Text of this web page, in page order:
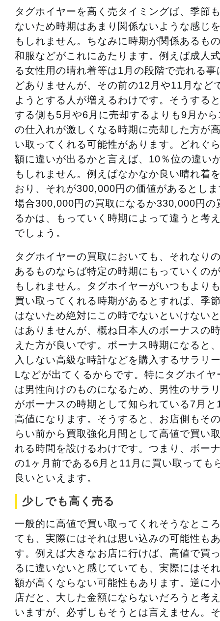
タグホイヤーを高く売タイミングば、季節
ないため時期はあまり関係ないような感じ
もしれません。ちなみに時期が関係あるも
和服などがこれにあたります。例えば成人
る女性用の晴れ着等は1月の段階で売れる事
どありませんが、その前の12月や11月など
ようとする人が増えるわけです。そうする
する側も5月や6月に売却するよりも9月か
の仕入れが激しくなる時期に売却した方が
い取ってくれる可能性があります。どれぐ
額に違いが出るかと言えば、10％位の違い
もしれません。例えばなかなか良い晴れ着
おり、それが300,000円の価値があるとし
場合300,000円の買取になるか330,000円の
るかは、もっていく時期によって違うと考
でしょう。
タグホイヤーの買取においても、それなり
あるものならば特定の時期にもっていくの
もしれません。タグホイヤーがいつもより
買い取ってくれる時期があるとすれば、季
はないため絶対にこの時でないといけない
はありませんが、概ね日本人のボーナスの
えた方が良いです。ボーナス時期になると
入しない高級な時計などを購入するサラリ
Lなどが出てくるからです。特にタグホイヤ
は男性向けのものになるため、男性のサラ
がボーナスの時期として知られている7月と
高値になります。そうすると、お店側もそ
らい前から買取強化月間として高値で買い
れる時間を設けるわけです。つまり、ボー
の1ヶ月前である6月と11月に買い取っても
良いといえます。
少しでも高く売る
一般的に高値で買い取ってくれそうなとこ
ても、実際にはそれは思い込みの可能性も
す。例えば大きなお店に行けば、高値で買
るに違いないと感じていても、実際にはそ
額が高くならない可能性もあります。逆に
店だと、大した金額にならないだろうと考
いますが、必ずしもそうとは言えません。